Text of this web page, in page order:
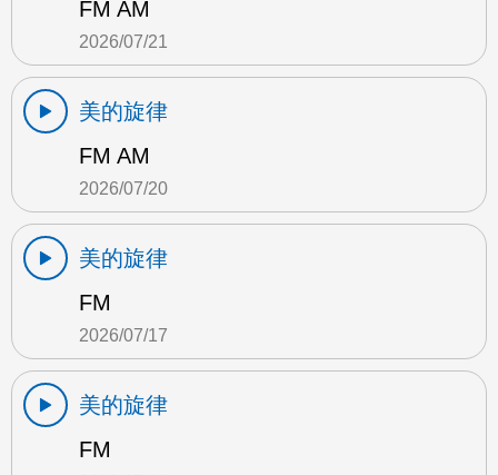
FM AM
2026/07/21
美的旋律
FM AM
2026/07/20
美的旋律
FM
2026/07/17
美的旋律
FM